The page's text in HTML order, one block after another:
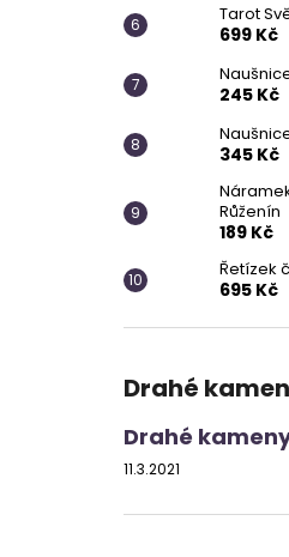
Tarot
699 Kč
245 Kč
345 Kč
Růženín
189 Kč
Řetízek
695 Kč
Drahé
Drahé
11.3.2021